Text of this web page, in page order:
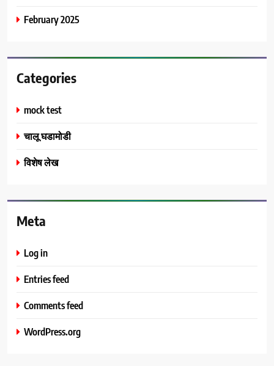
February 2025
Categories
mock test
चालू घडामोडी
विशेष लेख
Meta
Log in
Entries feed
Comments feed
WordPress.org